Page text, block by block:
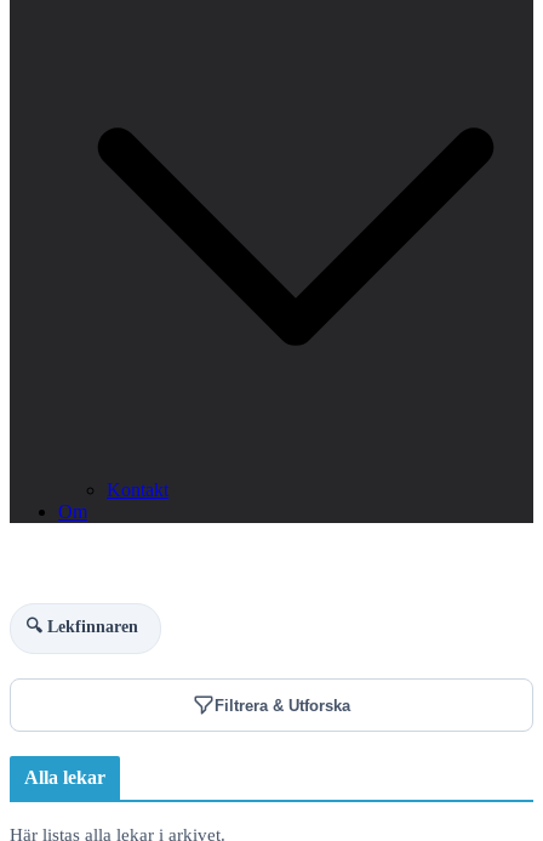
Kontakt
Om
🔍 Lekfinnaren
Filtrera & Utforska
Alla lekar
Här listas alla lekar i arkivet.